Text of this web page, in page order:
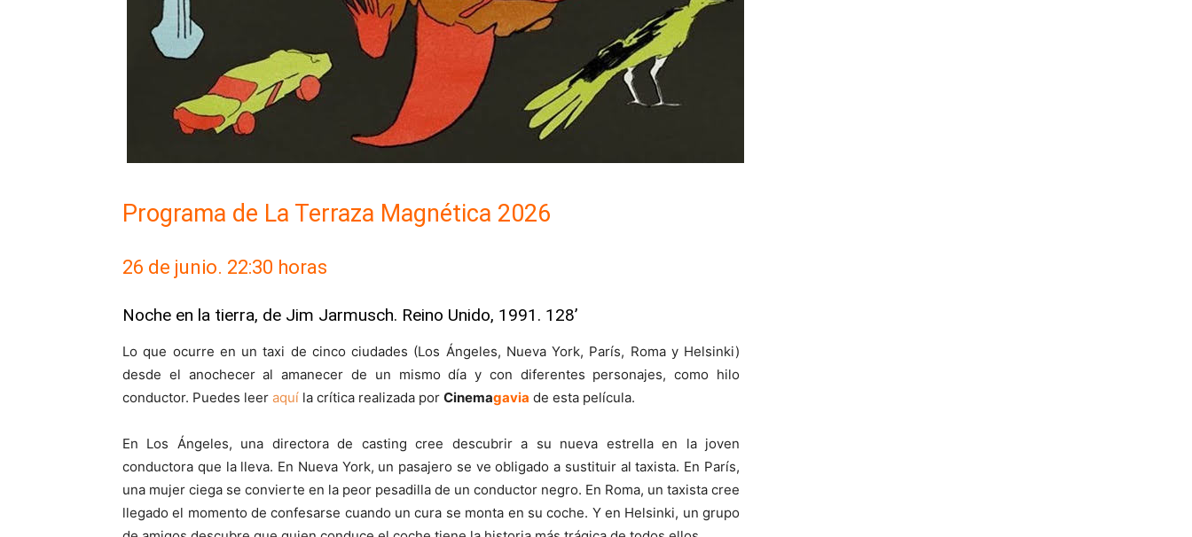
Programa de La Terraza Magnética 2026
26 de junio. 22:30 horas
Noche en la tierra, de Jim Jarmusch. Reino Unido, 1991. 128’
Lo que ocurre en un taxi de cinco ciudades (Los Ángeles, Nueva York, París, Roma y Helsinki)
desde el anochecer al amanecer de un mismo día y con diferentes personajes, como hilo
conductor. Puedes leer aquí la crítica realizada por Cinemagavia de esta película.
En Los Ángeles, una directora de casting cree descubrir a su nueva estrella en la joven
conductora que la lleva. En Nueva York, un pasajero se ve obligado a sustituir al taxista. En París,
una mujer ciega se convierte en la peor pesadilla de un conductor negro. En Roma, un taxista cree
llegado el momento de confesarse cuando un cura se monta en su coche. Y en Helsinki, un grupo